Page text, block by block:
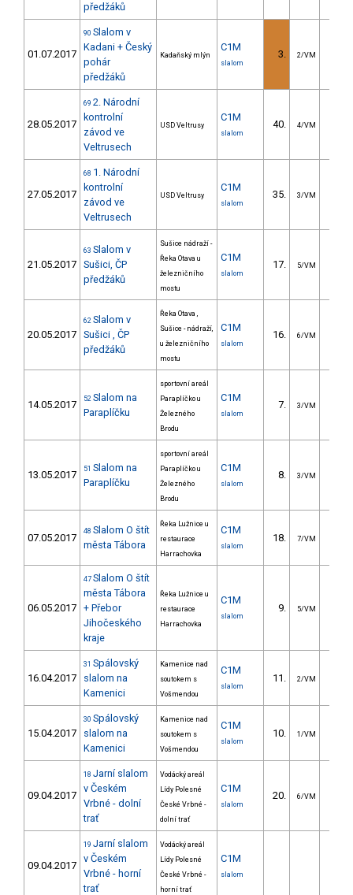
předžáků
01.07.2017
90 Slalom v
Kadani + Český
pohár
předžáků
Kadaňský mlýn
C1M
slalom
3. 2/VM
28.05.2017
69 2. Národní
kontrolní
závod ve
Veltrusech
USD Veltrusy
C1M
slalom
40. 4/VM
27.05.2017
68 1. Národní
kontrolní
závod ve
Veltrusech
USD Veltrusy
C1M
slalom
35. 3/VM
21.05.2017
63 Slalom v
Sušici, ČP
předžáků
Sušice nádraží -
Řeka Otava u
železničního
mostu
C1M
slalom
17. 5/VM
20.05.2017
62 Slalom v
Sušici , ČP
předžáků
Řeka Otava ,
Sušice - nádraží,
u železničního
mostu
C1M
slalom
16. 6/VM
14.05.2017 52 Slalom na
Paraplíčku
sportovní areál
Paraplíčko u
Železného
Brodu
C1M
slalom
7. 3/VM
13.05.2017 51 Slalom na
Paraplíčku
sportovní areál
Paraplíčko u
Železného
Brodu
C1M
slalom
8. 3/VM
07.05.2017
48 Slalom O štít
města Tábora
Řeka Lužnice u
restaurace
Harrachovka
C1M
slalom
18. 7/VM
06.05.2017
47 Slalom O štít
města Tábora
+ Přebor
Jihočeského
kraje
Řeka Lužnice u
restaurace
Harrachovka
C1M
slalom
9. 5/VM
16.04.2017
31 Spálovský
slalom na
Kamenici
Kamenice nad
soutokem s
Vošmendou
C1M
slalom
11. 2/VM
15.04.2017
30 Spálovský
slalom na
Kamenici
Kamenice nad
soutokem s
Vošmendou
C1M
slalom
10. 1/VM
09.04.2017
18 Jarní slalom
v Českém
Vrbné - dolní
trať
Vodácký areál
Lídy Polesné
České Vrbné -
dolní trať
C1M
slalom
20. 6/VM
09.04.2017
19 Jarní slalom
v Českém
Vrbné - horní
trať
Vodácký areál
Lídy Polesné
České Vrbné -
horní trať
C1M
slalom